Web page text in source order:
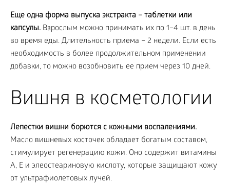
Еще одна форма выпуска экстракта – таблетки или
капсулы. Взрослым можно принимать их по 1–4 шт. в день
во время еды. Длительность приема – 2 недели. Если есть
необходимость в более продолжительном применении
добавки, то можно возобновить ее прием через 10 дней.
Вишня в косметологии
Лепестки вишни борются с кожными воспалениями.
Масло вишневых косточек обладает богатым составом,
стимулирует регенерацию кожи. Оно содержит витамины
А, Е и элеостеариновую кислоту, которые защищают кожу
от ультрафиолетовых лучей.